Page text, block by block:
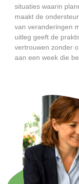
situaties waarin
maakt de
van veranderingen
uitleg geeft de
vertrouwen zonder
aan een week die